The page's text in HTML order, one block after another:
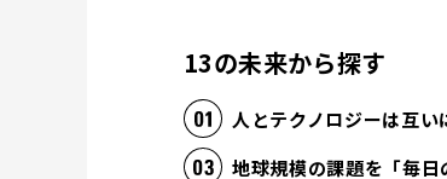
13の未来から探す
人とテクノロジーは互い
地球規模の課題を「毎